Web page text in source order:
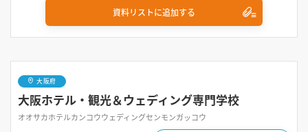
資料リストに追加する
大阪府
大阪ホテル・観光＆ウェディング専門学校
オオサカホテルカンコウウェディングセンモンガッコウ